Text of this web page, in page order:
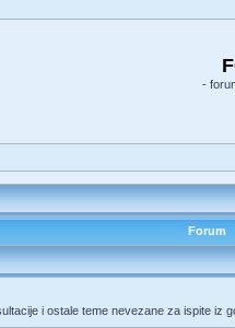
-
Forum
i ostale teme nevezane za ispite iz